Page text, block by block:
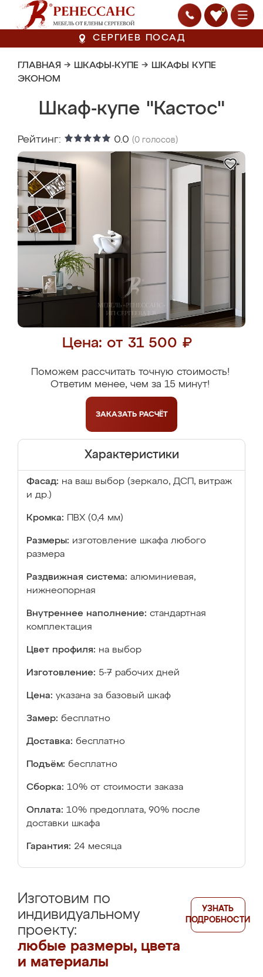
0
СЕРГИЕВ ПОСАД
ГЛАВНАЯ → ШКАФЫ-КУПЕ → ШКАФЫ КУПЕ
ЭКОНОМ
Шкаф-купе "Кастос"
Рейтинг: 0.0 (0 голосов)
Цена: от 31 500 ₽
Поможем рассчитать точную стоимость!
Ответим менее, чем за 15 минут!
ЗАКАЗАТЬ РАСЧЁТ
Характеристики
Фасад: на ваш выбор (зеркало, ДСП, витраж
и др.)
Кромка: ПВХ (0,4 мм)
Размеры: изготовление шкафа любого
размера
Раздвижная система: алюминиевая,
нижнеопорная
Внутреннее наполнение: стандартная
комплектация
Цвет профиля: на выбор
Изготовление: 5-7 рабочих дней
Цена: указана за базовый шкаф
Замер: бесплатно
Доставка: бесплатно
Подъём: бесплатно
Сборка: 10% от стоимости заказа
Оплата: 10% предоплата, 90% после
доставки шкафа
Гарантия: 24 месяца
Изготовим по
индивидуальному
проекту:
любые размеры, цвета
и материалы
УЗНАТЬ
ПОДРОБНОСТИ